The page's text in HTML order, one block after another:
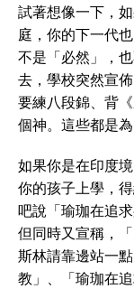
試著想像一下，
庭，你的下一代
不是「必然」，
去，學校突然宣
要練八段錦、背
個神。這些都是
如果你是在印度
你的孩子上學，
吧說「瑜珈在追
但同時又宣稱，
斯林請靠邊站一
教」、「瑜珈在